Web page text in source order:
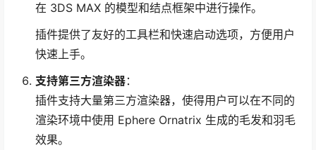
在 3DS MAX 的模型和结点框架中进行操作。
插件提供了友好的工具栏和快速启动选项，方便用户
快速上手。
支持第三方渲染器：
插件支持大量第三方渲染器，使得用户可以在不同的
渲染环境中使用 Ephere Ornatrix 生成的毛发和羽毛
效果。